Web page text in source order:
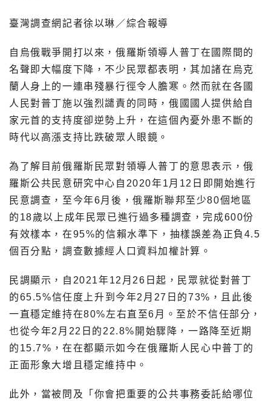
臺灣調查網記者徐以琳／綜合報導
自烏俄戰爭開打以來，俄羅斯領導人普丁在國際間的
名聲即大幅度下降，不少民眾都表明，其加諸在烏克
蘭人身上的一連串殘暴行徑令人膽寒。然而就在各國
人民對普丁施以強烈譴責的同時，俄國國人提供給自
家元首的支持度卻逆勢上升，在這個內憂外患不斷的
時代以高漲支持比跌破眾人眼鏡。
為了解目前俄羅斯民眾對領導人普丁的意思表示，俄
羅斯公共民意研究中心自2020年1月12日即開始進行
民意調查，至今年6月後，俄羅斯聯邦至少80個地區
的18歲以上成年民眾已進行過多種調查，完成600份
有效樣本，在95%的信賴水準下，抽樣誤差為正負4.5
個百分點，調查數據經人口資料加權計算。
民調顯示，自2021年12月26日起，民眾就從對普丁
的65.5%信任度上升到今年2月27日的73%，且此後
一直穩定維持在80%左右直至6月。至於不信任部分，
也從今年2月22日的22.8%開始驟降，一路降至近期
的15.7%，在在都顯示如今在俄羅斯人民心中普丁的
正面形象大增且穩定維持中。
此外，當被問及「你會把重要的公共事務委託給哪位